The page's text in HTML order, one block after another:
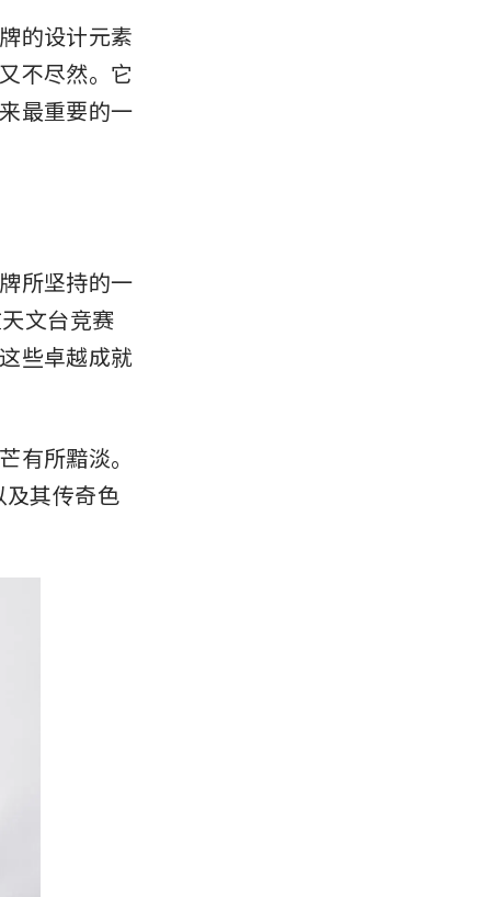
的设计元素
不尽然。它
最重要的一
所坚持的一
文台竞赛
些卓越成就
有所黯淡。
其传奇色